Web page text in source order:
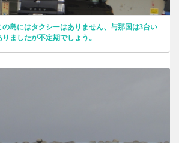
島にはタクシーはありません、与那国は3台い
ましたが不定期でしょう。